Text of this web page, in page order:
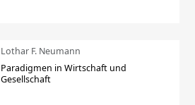
Lothar F. Neumann
Paradigmen in Wirtschaft und
Gesellschaft